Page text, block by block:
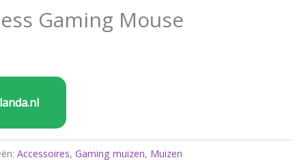
Gaming Mouse
Accessoires,Gaming muizen, Muizen